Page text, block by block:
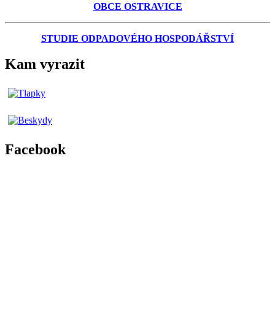
OBCE OSTRAVICE
STUDIE ODPADOVÉHO HOSPODÁŘSTVÍ
Kam vyrazit
Facebook